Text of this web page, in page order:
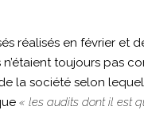
réalisés en février et
toujours pas
la société selon
« les audits dont il est